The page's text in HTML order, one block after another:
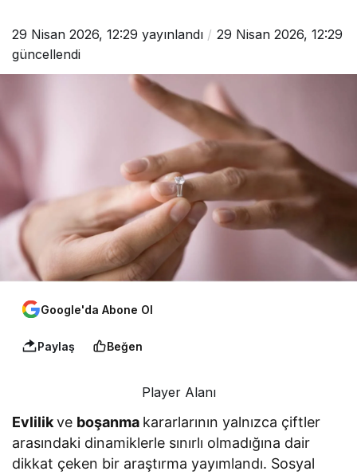
29 Nisan 2026, 12:29 yayınlandı
29 Nisan 2026, 12:29
güncellendi
Google'da Abone Ol
Paylaş Beğen
Player Alanı
Evlilikve boşanma kararlarının yalnızca çiftler
arasındaki dinamiklerle sınırlı olmadığına dair
dikkat çeken bir araştırma yayımlandı. Sosyal